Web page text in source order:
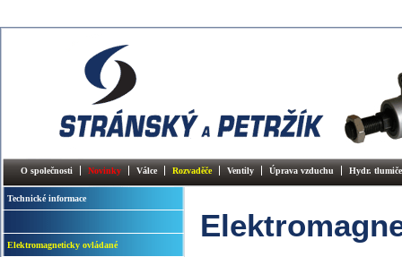
O společnosti Novinky Válce Rozvaděče Ventily Úprava vzduchu Hydr.
Technické informace
Elektromagneticky ovládané